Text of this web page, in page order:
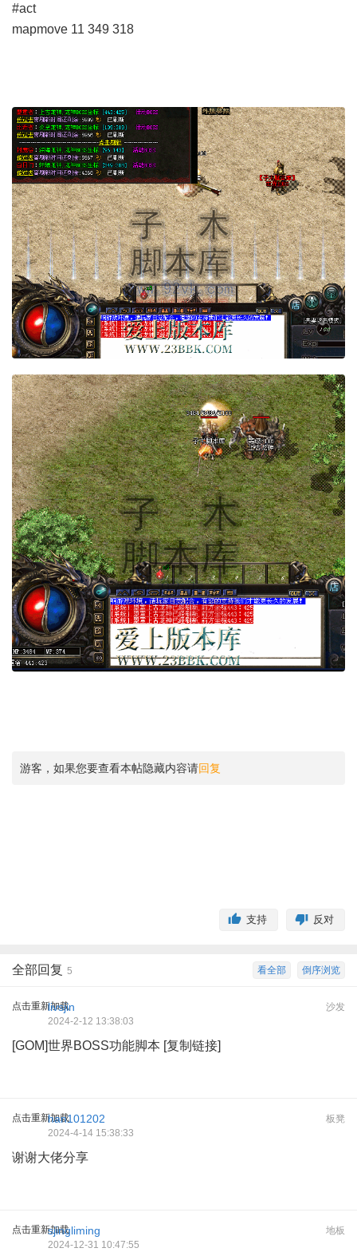
#act
mapmove 11 349 318
游客，如果您要查看本帖隐藏内容请回复
反对
支持
倒序浏览
看全部
全部回复 5
点击重新加载 沙发
livsjin
2024-2-12 13:38:03
[GOM]世界BOSS功能脚本 [复制链接]
点击重新加载 板凳
han101202
2024-4-14 15:38:33
谢谢大佬分享
点击重新加载 地板
sjingliming
2024-12-31 10:47:55